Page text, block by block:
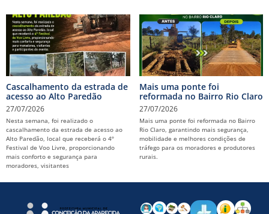
Cascalhamento da estrada de
acesso ao Alto Paredão
27/07/2026
Nesta semana, foi realizado o
cascalhamento da estrada de acesso ao
Alto Paredão, local que receberá o 4º
Festival de Voo Livre, proporcionando
mais conforto e segurança para
moradores, visitantes
Mais uma ponte foi
reformada no Bairro Rio Claro
27/07/2026
Mais uma ponte foi reformada no Bairro
Rio Claro, garantindo mais segurança,
mobilidade e melhores condições de
tráfego para os moradores e produtores
rurais.